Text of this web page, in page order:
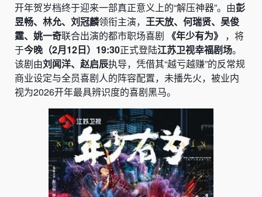
开年贺岁档终于迎来一部真正意义上的“解压神器”。由彭
昱畅、林允、刘冠麟领衔主演， 王天放、何瑞贤、吴俊
霆、姚一奇联合出演的都市职场喜剧 《年少有为》
，将
于今晚（2月12日）19:30正式登陆江苏卫视幸福剧场。
该剧由刘闻洋、赵启辰执导，凭借其“越亏越赚”的反常规
商业设定与全员喜剧人的阵容配置，未播先火，被业内
视为2026开年最具辨识度的喜剧黑马。